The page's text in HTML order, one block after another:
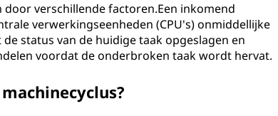
verschillende factoren.Een inkomend
verwerkingseenheden (CPU's) onmiddellijke
status van de huidige taak opgeslagen en
voordat de onderbroken taak wordt hervat.